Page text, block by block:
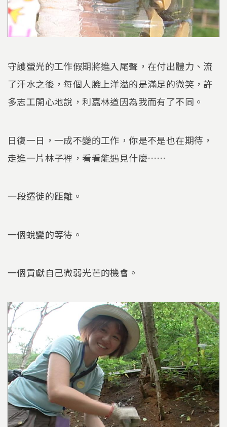
守護螢光的工作假期將進入尾聲，在付出體力、流
了汗水之後，每個人臉上洋溢的是滿足的微笑，許
多志工開心地說，利嘉林道因為我而有了不同。
日復一日，一成不變的工作，你是不是也在期待，
走進一片林子裡，看看能遇見什麼……
一段遷徙的距離。
一個蛻變的等待。
一個貢獻自己微弱光芒的機會。